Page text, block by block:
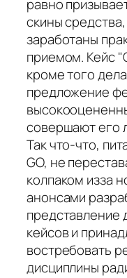
равно
скины
заработаны
приемом. Кейс
кроме того
предложение
совершают его
Так что-что,
GO, не
колпаком изза
анонсами
представление
кейсов и
востребовать
дисциплины